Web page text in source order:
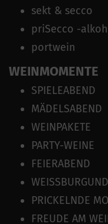
sekt & secco
priSecco -
portwein
WEINMOMENTE
SPIELEABEND
MÄDELSABEND
WEINPAKETE
PARTY-WEINE
FEIERABEND
PRICKELNDE
FREUDE AM